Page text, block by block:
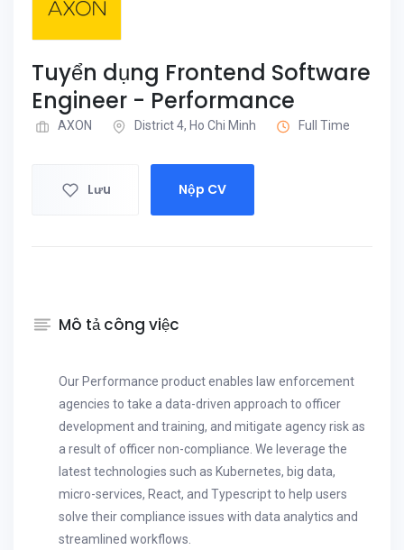
Tuyển dụng Frontend Software
Engineer - Performance
AXON District 4, Ho Chi Minh Full Time
Lưu Nộp CV
Mô tả công việc
Our Performance product enables law enforcement
agencies to take a data-driven approach to officer
development and training, and mitigate agency risk as
a result of officer non-compliance. We leverage the
latest technologies such as Kubernetes, big data,
micro-services, React, and Typescript to help users
solve their compliance issues with data analytics and
streamlined workflows.